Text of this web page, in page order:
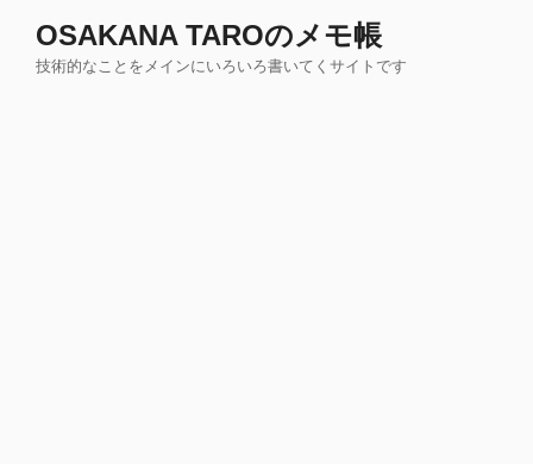
OSAKANA TAROのメモ帳
技術的なことをメインにいろいろ書いてくサイトです